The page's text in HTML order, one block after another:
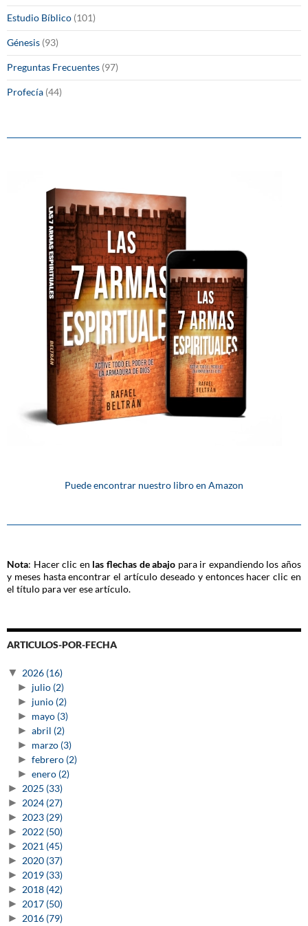
Estudio Bíblico (101)
Génesis (93)
Preguntas Frecuentes (97)
Profecía (44)
Puede encontrar nuestro libro en Amazon
Nota: Hacer clic en las flechas de abajo para ir expandiendo los años
y meses hasta encontrar el artículo deseado y entonces hacer clic en
el título para ver ese artículo.
ARTICULOS-POR-FECHA
▼ 2026 (16)
► julio (2)
► junio (2)
► mayo (3)
► abril (2)
► marzo (3)
► febrero (2)
► enero (2)
► 2025 (33)
► 2024 (27)
► 2023 (29)
► 2022 (50)
► 2021 (45)
► 2020 (37)
► 2019 (33)
► 2018 (42)
► 2017 (50)
► 2016 (79)